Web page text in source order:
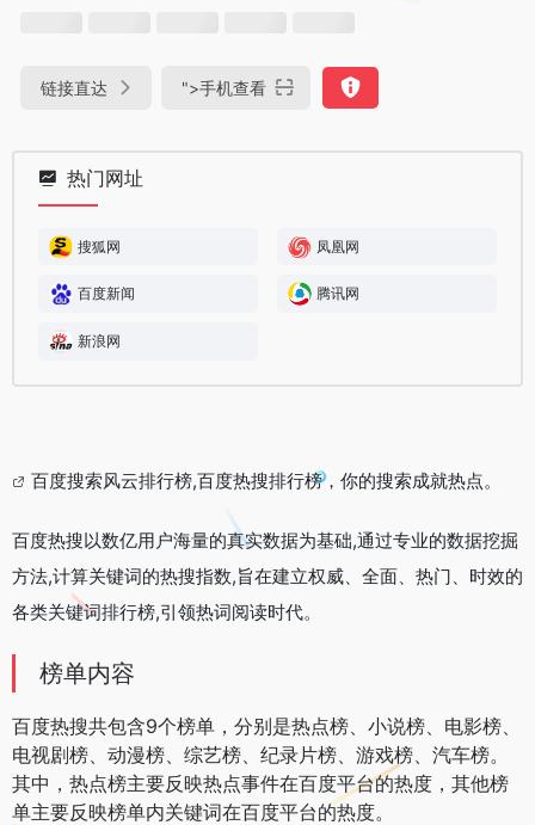
链接直达 ">手机查看
热门网址
搜狐网 凤凰网
百度新闻 腾讯网
新浪网
百度搜索风云排行榜,百度热搜排行榜，你的搜索成就热点。
百度热搜以数亿用户海量的真实数据为基础,通过专业的数据挖掘
方法,计算关键词的热搜指数,旨在建立权威、全面、热门、时效的
各类关键词排行榜,引领热词阅读时代。
榜单内容
百度热搜共包含9个榜单，分别是热点榜、小说榜、电影榜、
电视剧榜、动漫榜、综艺榜、纪录片榜、游戏榜、汽车榜。
其中，热点榜主要反映热点事件在百度平台的热度，其他榜
单主要反映榜单内关键词在百度平台的热度。